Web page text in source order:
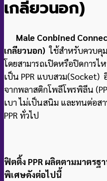
เกลียวนอก)
Male Conbined
เกลียวนอก)ใช้สำหรับควบคุ
โดยสามารถเปิดหรือปิดการ
เป็น PPR แบบสวม(Socket)
จากพลาสติกโพลีโพรพิลีน
เบา ไม่เป็นสนิม และทนต่อส
PPR ทั่วไป
ฟิตติ้ง PPR ผลิตตามมาตร
พิเศษดังต่อไปนี้